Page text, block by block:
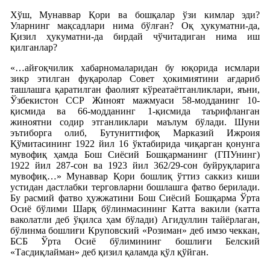
Хўш, Мунаввар Қори ва бошқалар ўзи кимлар эди?
Уларнинг мақсадлари нима бўлған? Оқ ҳукуматни-да,
Қизил ҳукуматни-да бирдай чўчитадиган нима иш
қилганлар?
«…айғоқчилик хабарномаларидан бу юқорида исмлари
зикр этилган фуқаролар Совет ҳокимиятини ағдариб
ташлашга қаратилган фаолият кўреатаётганликлари, яъни,
Ўзбекистон ССР Жиноят мажмуаси 58-модданинг 10-
қисмида ва 66-модданинг 1-қисмида таърифланган
жиноятни содир этганликлари маълум бўлади. Шуни
эътиборга олиб, Бутуниттифоқ Марказий Ижроия
Қўмитасининг 1922 йил 16 ўктабирида чиқарган қонунга
мувофиқ ҳамда Бош Сиёсий Бошқарманинг (ГПУнинг)
1922 йил 287-сон ва 1923 йил 362/29-сон буйруқларига
мувофиқ…» Мунаввар Қори бошлиқ ўттиз саккиз киши
устидан дастлабки терговларни бошлашга фатво берилади.
Бу расмий фатво ҳужжатини Бош Сиёсий Бошқарма Ўрта
Осиё бўлими Шарқ бўлинмасининг Катта вакили (катта
ваколатли деб ўқилса ҳам бўлади) Агидуллин тайёрлаган,
бўлинма бошлиғи Круповский «Розиман» деб имзо чеккан,
БСБ Ўрта Осиё бўлимининг бошлиғи Белский
«Тасдиқлайман» деб қизил қаламда қўл қўйган.